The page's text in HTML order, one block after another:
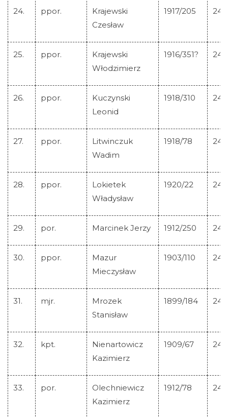
24. ppor.
Krajewski
Czesław
1917/205
25. ppor.
Krajewski
Włodzimierz
1916/351?
26. ppor.
Kuczynski
Leonid
1918/310
27. ppor.
Litwinczuk
Wadim
1918/78
28. ppor.
Lokietek
Władysław
1920/22
29. por. Marcinek Jerzy 1912/250
30. ppor.
Mazur
Mieczysław
1903/110
31. mjr.
Mrozek
Stanisław
1899/184
32. kpt.
Nienartowicz
Kazimierz
1909/67
33. por.
Olechniewicz
Kazimierz
1912/78